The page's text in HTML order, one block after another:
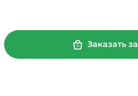
Заказать за